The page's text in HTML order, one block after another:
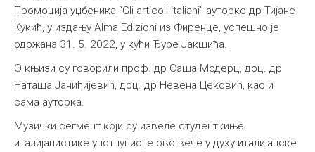
Промоција уџбеника “Gli articoli italiani” ауторке др Тијане
Кукић, у издању Alma Edizioni из Фиренце, успешно је
одржана 31. 5. 2022, у кући Ђуре Јакшића.
О књизи су говорили проф. др Саша Модерц, доц. др
Наташа Јанићијевић, доц. др Невена Цековић, као и
сама ауторка.
Музички сегмент који су извеле студенткиње
италијанистике употпунио је ово вече у духу италијанске